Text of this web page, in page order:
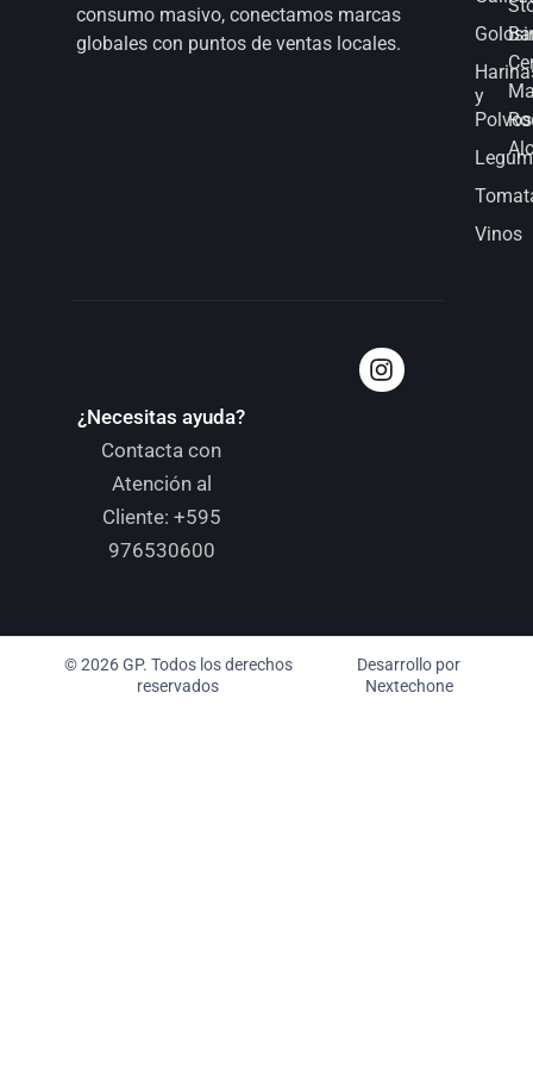
consumo masivo, conectamos marcas
globales con puntos de ventas locales.
y
Polvos
Vinos
¿Necesitas ayuda?
Contacta con
Atención al
Cliente: +595
976530600
© 2026 GP. Todos los derechos
reservados
Desarrollo por
Nextechone